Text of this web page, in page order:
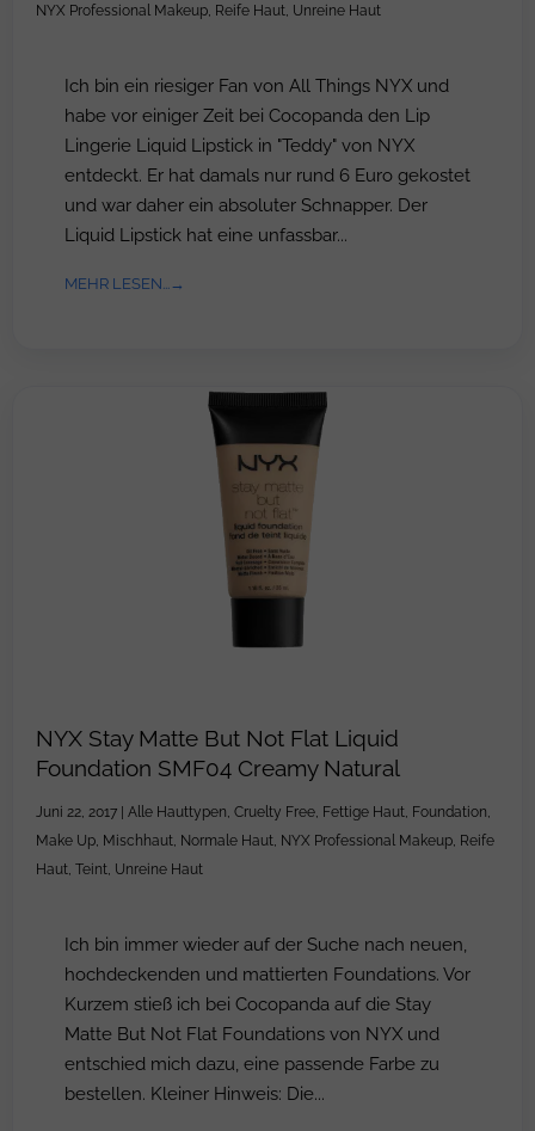
NYX Professional Makeup Reife Haut Unreine Haut
Ich bin ein riesiger Fan von All Things NYX und
habe vor einiger Zeit bei Cocopanda den Lip
Lingerie Liquid Lipstick in "Teddy" von NYX
entdeckt. Er hat damals nur rund 6 Euro gekostet
und war daher ein absoluter Schnapper. Der
Liquid Lipstick hat eine unfassbar...
MEHR LESEN...
NYX Stay Matte But Not Flat Liquid
Foundation SMF04 Creamy Natural
Juni 22, 2017 Alle Hauttypen, Cruelty Free, Fettige Haut, Foundation,
Make Up, Mischhaut, Normale Haut, NYX Professional Makeup, Reife
Haut, Teint, Unreine Haut
Ich bin immer wieder auf der Suche nach neuen,
hochdeckenden und mattierten Foundations. Vor
Kurzem stieß ich bei Cocopanda auf die Stay
Matte But Not Flat Foundations von NYX und
entschied mich dazu, eine passende Farbe zu
bestellen. Kleiner Hinweis: Die...